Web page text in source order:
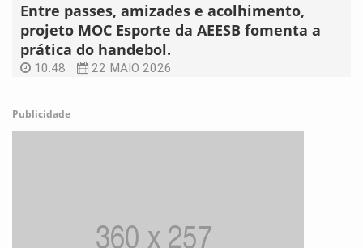
Entre passes, amizades e acolhimento,
projeto MOC Esporte da AEESB fomenta a
prática do handebol.
10:48 22 MAIO 2026
Publicidade